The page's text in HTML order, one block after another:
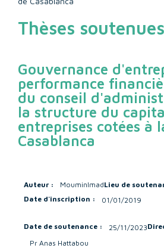
Thèses soutenues
Gouvernance
performance
du conseil
la structure du
entreprises cotées à
Casablanca
Auteur : MouminImadLieu de
Date d'inscription :
01/01/2019
Date de soutenance : 25/11/2023
Pr Anas Hattabou